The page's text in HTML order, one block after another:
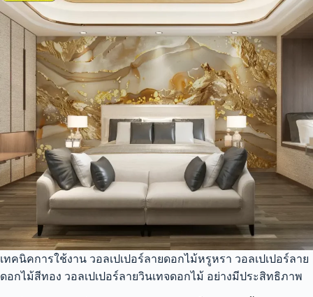
เทคนิคการใช้งาน วอลเปเปอร์ลายดอกไม้หรูหรา วอลเปเปอร์ลาย
ดอกไม้สีทอง วอลเปเปอร์ลายวินเทจดอกไม้ อย่างมีประสิทธิภาพ